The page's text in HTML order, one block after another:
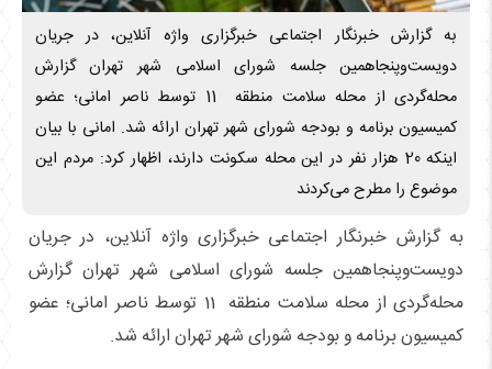
به گزارش خبرنگار اجتماعی خبرگزاری واژه آنلاین، در جریان
دویست‌و‌پنجاهمین جلسه شورای اسلامی شهر تهران گزارش
محله‌گردی از محله سلامت منطقه 11 توسط ناصر امانی؛ عضو
کمیسیون برنامه و بودجه شورای شهر تهران ارائه شد. امانی با بیان
اینکه 20 هزار نفر در این محله سکونت دارند، اظهار کرد: مردم این
موضوع را مطرح می‌کردند
به گزارش خبرنگار اجتماعی خبرگزاری واژه آنلاین، در جریان
دویست‌و‌پنجاهمین جلسه شورای اسلامی شهر تهران گزارش
محله‌گردی از محله سلامت منطقه 11 توسط ناصر امانی؛ عضو
کمیسیون برنامه و بودجه شورای شهر تهران ارائه شد.